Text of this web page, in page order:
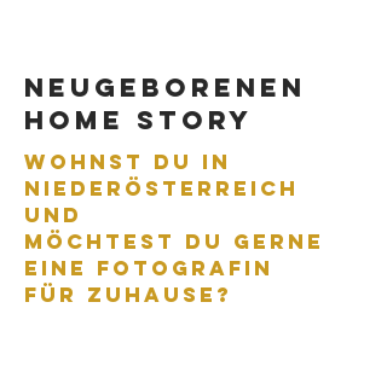
Neugeborenen
Home story
Wohnst du in
Niederösterreich
und
möchtest du gerne
eine Fotografin
für Zuhause?